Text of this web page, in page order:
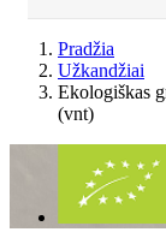
Pradžia
Užkandžiai
Ekologiškas
(vnt)